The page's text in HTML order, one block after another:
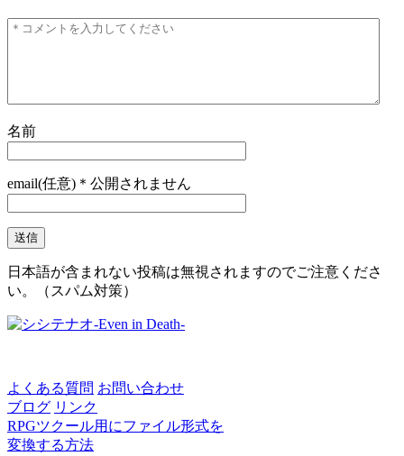
名前
email(任意)＊公開されません
日本語が含まれない投稿は無視されますのでご注意くださ
い。（スパム対策）
よくある質問 お問い合わせ
ブログ リンク
RPGツクール用にファイル形式を
変換する方法